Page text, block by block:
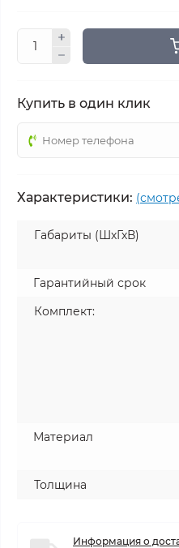
Купить в один клик
Характеристики:
Габариты (ШхГхВ)
Гарантийный срок
Комплект:
Материал
Толщина
Информация о